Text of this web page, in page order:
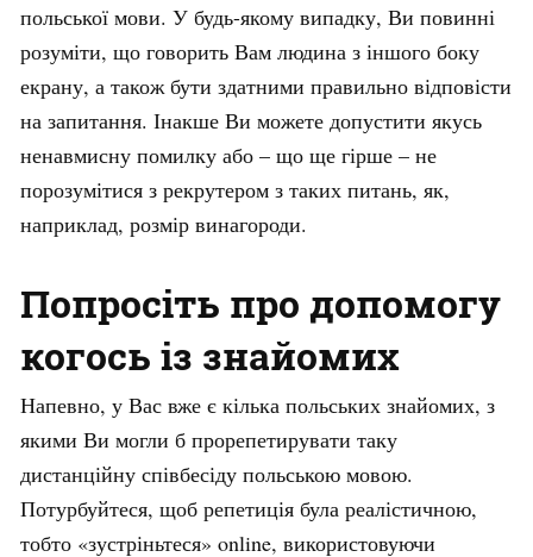
польської мови. У будь-якому випадку, Ви повинні
розуміти, що говорить Вам людина з іншого боку
екрану, а також бути здатними правильно відповісти
на запитання. Інакше Ви можете допустити якусь
ненавмисну помилку або – що ще гірше – не
порозумітися з рекрутером з таких питань, як,
наприклад, розмір винагороди.
Попросіть про допомогу
когось із знайомих
Напевно, у Вас вже є кілька польських знайомих, з
якими Ви могли б прорепетирувати таку
дистанційну співбесіду польською мовою.
Потурбуйтеся, щоб репетиція була реалістичною,
тобто «зустріньтеся» online, використовуючи